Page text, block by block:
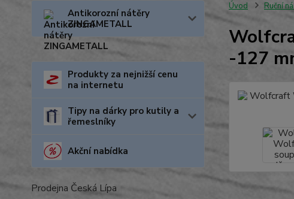
Antikorozní nátěry
ZINGAMETALL
Produkty za nejnižší cenu
na internetu
Tipy na dárky pro kutily a
řemeslníky
Akční nabídka
Prodejna Česká Lípa
Úvod Ruční
-127